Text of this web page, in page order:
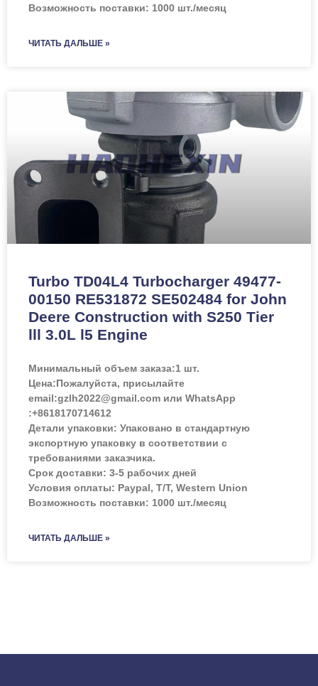
Возможность поставки: 1000 шт./месяц
ЧИТАТЬ ДАЛЬШЕ »
Turbo TD04L4 Turbocharger 49477-
00150 RE531872 SE502484 for John
Deere Construction with S250 Tier
lll 3.0L l5 Engine
Минимальный объем заказа:1 шт.
Цена:Пожалуйста, присылайте
email:gzlh2022@gmail.com или WhatsApp
:+8618170714612
Детали упаковки: Упаковано в стандартную
экспортную упаковку в соответствии с
требованиями заказчика.
Срок доставки: 3-5 рабочих дней
Условия оплаты: Paypal, T/T, Western Union
Возможность поставки: 1000 шт./месяц
ЧИТАТЬ ДАЛЬШЕ »